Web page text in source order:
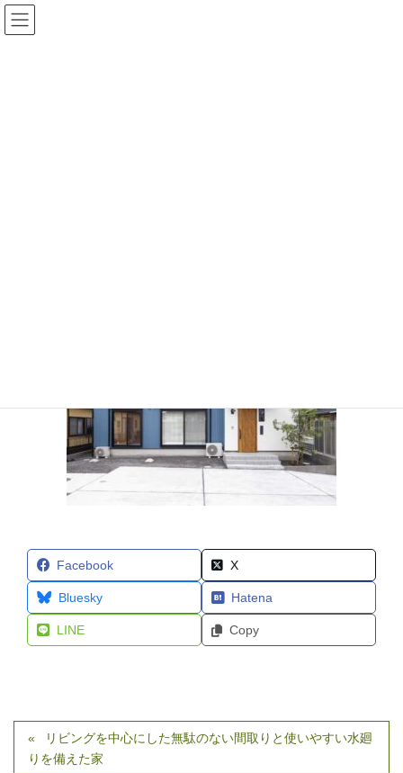
Facebook X
Bluesky Hatena
LINE Copy
リビングを中心にした無駄のない間取りと使いやすい水廻
りを備えた家